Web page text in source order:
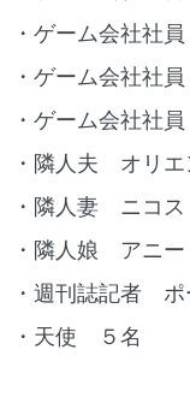
・ゲーム会社
・ゲーム会社
・ゲーム会社社
・隣人夫 オリ
・隣人妻 ニコ
・隣人娘 アニ
・週刊誌記者
・天使 ５名